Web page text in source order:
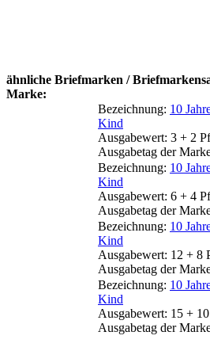
ähnliche Briefmarken /
Marke:
Bezeichnung: 10
Kind
Ausgabewert: 3 + 2 Pf
Ausgabetag der
Bezeichnung: 10
Kind
Ausgabewert: 6 + 4 Pf
Ausgabetag der
Bezeichnung: 10
Kind
Ausgabewert: 12 + 8
Ausgabetag der
Bezeichnung: 10
Kind
Ausgabewert: 15 +
Ausgabetag der